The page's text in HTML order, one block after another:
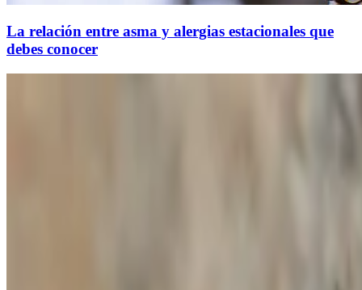
La relación entre asma y alergias estacionales que
debes conocer